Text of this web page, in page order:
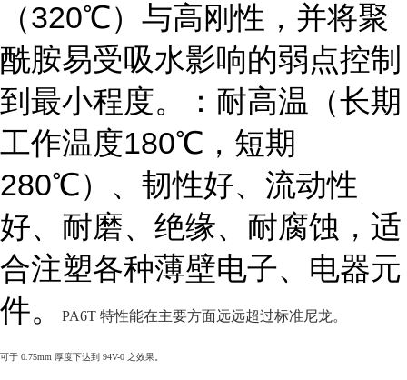
（320℃）与高刚性，并将聚
酰胺易受吸水影响的弱点控制
到最小程度。：耐高温（长期
工作温度180℃，短期
280℃）、韧性好、流动性
好、耐磨、绝缘、耐腐蚀，适
合注塑各种薄壁电子、电器元
件。
PA6T 特性能在主要方面远远超过标准尼龙。
可于 0.75mm 厚度下达到 94V-0 之效果。